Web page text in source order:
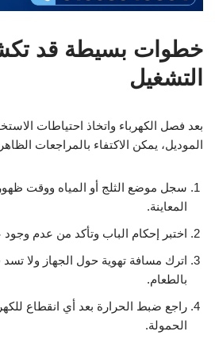
خطوات بسيطة قد
التشغيل
بعد فصل الكهرباء واتخاذ احتياطات
الموديل، يمكن الاكتفاء بالمراجعات
سجل موضع الثلج أو المياه ووقت
المعاينة.
اختبر إحكام الباب وتأكد من عدم وجود
اترك مسافة تهوية حول الجهاز ولا تسد
بالطعام.
راجع ضبط الحرارة بعد أي انقطاع
الحمولة.